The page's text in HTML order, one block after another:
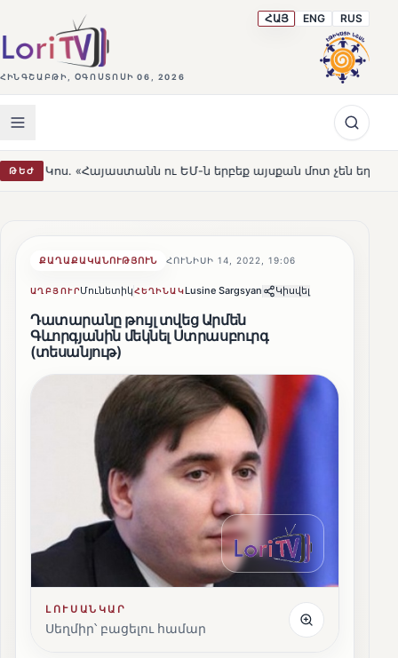
ՀԻՆԳՇԱԲԹԻ, ՕԳՈՍՏՈՍԻ 06, 2026
ՀԱՅ ENG RUS
ԹԵԺ ու ԵՄ-ն երբեք այսքան մոտ չեն եղել» HOT
ՔԱՂԱՔԱԿԱՆՈՒԹՅՈՒՆ ՀՈՒՆԻՍԻ 14, 2022, 19:06
ԱՂԲՅՈՒՐՄունետիկՀԵՂԻՆԱԿLusine Sargsyan Կիսվել
Դատարանը թույլ տվեց Արմեն
Գևորգյանին մեկնել Ստրասբուրգ
(տեսանյութ)
ԼՈՒՍԱՆԿԱՐ
Սեղմիր՝ բացելու համար